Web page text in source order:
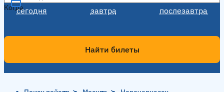
сегодня завтра послезавтра
Когда
Найти билеты